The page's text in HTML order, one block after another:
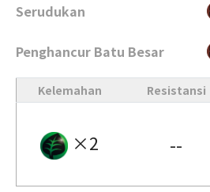
Serudukan
Penghancur Batu Besar
Kelemahan Resistansi
×2 --